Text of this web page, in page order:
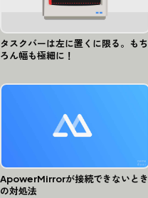
タスクバーは左に置くに限る。もち
ろん幅も極細に！
ApowerMirrorが接続できないとき
の対処法